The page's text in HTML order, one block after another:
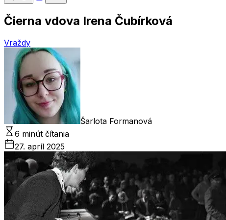
Čierna vdova Irena Čubírková
Vraždy
Šarlota Formanová
6 minút čítania
27. apríl 2025